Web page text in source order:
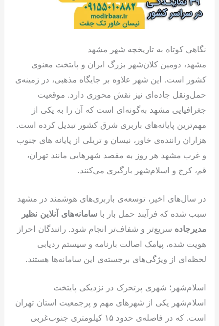
نگاهی کوتاه به تاریخچه شهر مشهد
مشهد، دومین کلان‌شهر بزرگ ایران و پایتخت معنوی
کشور است. این شهر علاوه بر جایگاه مذهبی، در زمینه‌ی
حمل‌ونقل جاده‌ای نیز نقش محوری دارد. موقعیت
جغرافیایی مشهد به‌گونه‌ای است که آن را به یکی از
مهم‌ترین پایانه‌های باربری شرق کشور تبدیل کرده است.
هزاران راننده‌ی خاور، نیسان و تریلی از پایانه های جنوب
و غرب مشهد هر روز به مقصد شهرهایی مانند تهران،
قم، کرج و اسلام‌شهر بارگیری می‌کنند.
در سال‌های اخیر، توسعه‌ی باربری‌های هوشمند در مشهد
سبب شده که فرآیند حمل بار باسامانه‌های آنلاین نظیر
مدیرجاده سریع‌تر و شفاف‌تر انجام شود. رانندگان احراز
هویت شده، پیامک اصالت بارنامه و سیستم ردیابی
لحظه‌ای از ویژگی‌های برجسته‌ی این سامانه‌ها هستند.
اسلام‌شهر؛ شهری پرتحرک در نزدیکی پایتخت
اسلام‌شهر یکی از شهرهای مهم و پرجمعیت استان تهران
است. که در فاصله‌ی حدود ۱۵ کیلومتری جنوب‌غربی